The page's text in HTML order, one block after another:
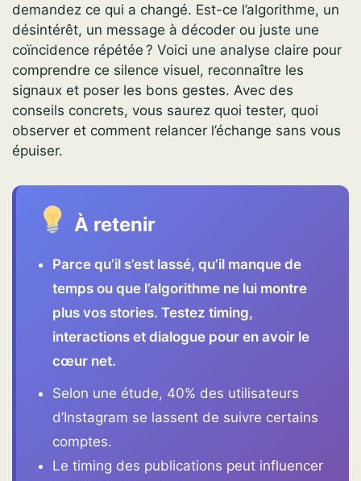
demandez ce qui a changé. Est-ce l’algorithme, un
désintérêt, un message à décoder ou juste une
coïncidence répétée ? Voici une analyse claire pour
comprendre ce silence visuel, reconnaître les
signaux et poser les bons gestes. Avec des
conseils concrets, vous saurez quoi tester, quoi
observer et comment relancer l’échange sans vous
épuiser.
À retenir
Parce qu’il s’est lassé, qu’il manque de
temps ou que l’algorithme ne lui montre
plus vos stories. Testez timing,
interactions et dialogue pour en avoir le
cœur net.
Selon une étude, 40% des utilisateurs
d’Instagram se lassent de suivre certains
comptes.
Le timing des publications peut influencer